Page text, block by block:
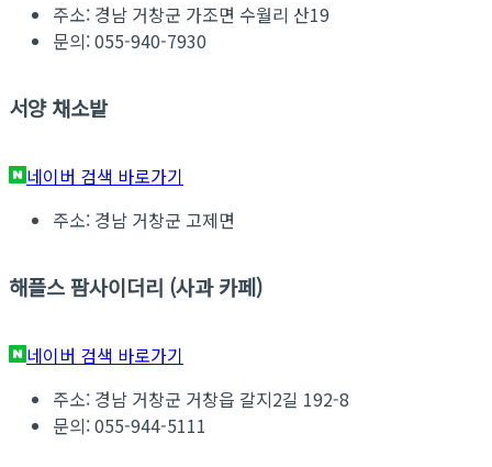
주소: 경남 거창군 가조면 수월리 산19
문의: 055-940-7930
서양 채소밭
네이버 검색 바로가기
주소: 경남 거창군 고제면
해플스 팜사이더리 (사과 카페)
네이버 검색 바로가기
주소: 경남 거창군 거창읍 갈지2길 192-8
문의: 055-944-5111